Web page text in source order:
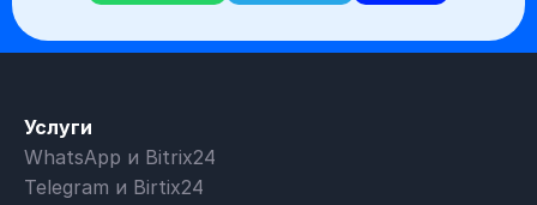
Услуги
WhatsApp и Bitrix24
Telegram и Birtix24